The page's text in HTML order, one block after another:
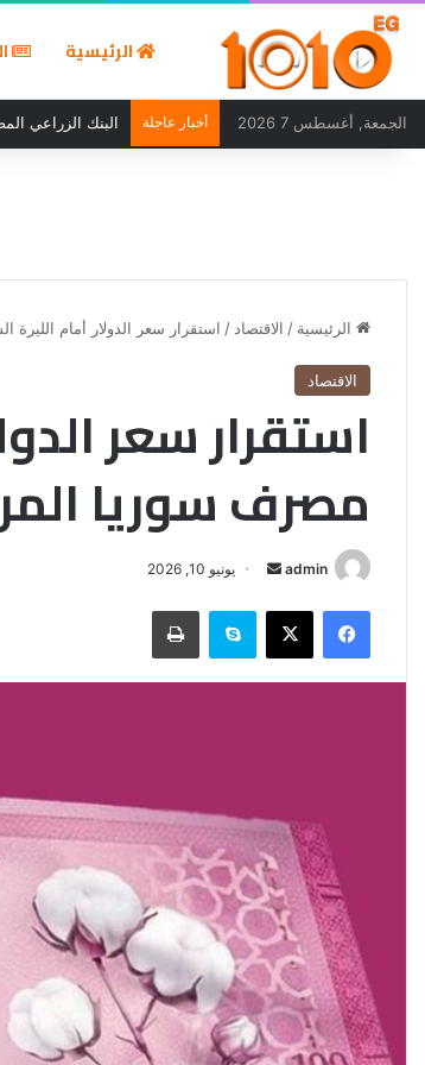
الرئيسية
الجمعة, أغسطس 7 2026 أخبار عاجلة البنك الزراعي
الرئيسية / الاقتصاد / استقرار سعر الدولار أمام
الاقتصاد
استقرار سعر
مصرف سوريا
admin
أرسل
إلكترونيا
يونيو 10, 2026
فيسبوك ‫X سكايب طباعة